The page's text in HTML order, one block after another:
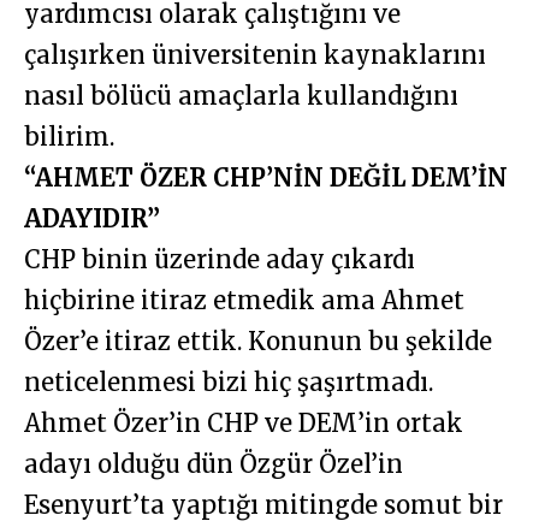
yardımcısı olarak çalıştığını ve
çalışırken üniversitenin kaynaklarını
nasıl bölücü amaçlarla kullandığını
bilirim.
“AHMET ÖZER CHP’NİN DEĞİL DEM’İN
ADAYIDIR”
CHP binin üzerinde aday çıkardı
hiçbirine itiraz etmedik ama Ahmet
Özer’e itiraz ettik. Konunun bu şekilde
neticelenmesi bizi hiç şaşırtmadı.
Ahmet Özer’in CHP ve DEM’in ortak
adayı olduğu dün Özgür Özel’in
Esenyurt’ta yaptığı mitingde somut bir